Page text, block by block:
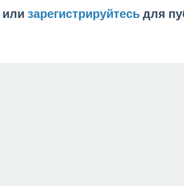
или зарегистрируйтесь для